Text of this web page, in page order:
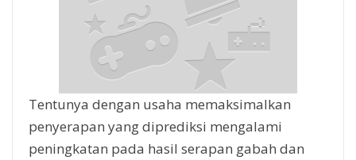
Tentunya dengan usaha memaksimalkan
penyerapan yang diprediksi mengalami
peningkatan pada hasil serapan gabah dan